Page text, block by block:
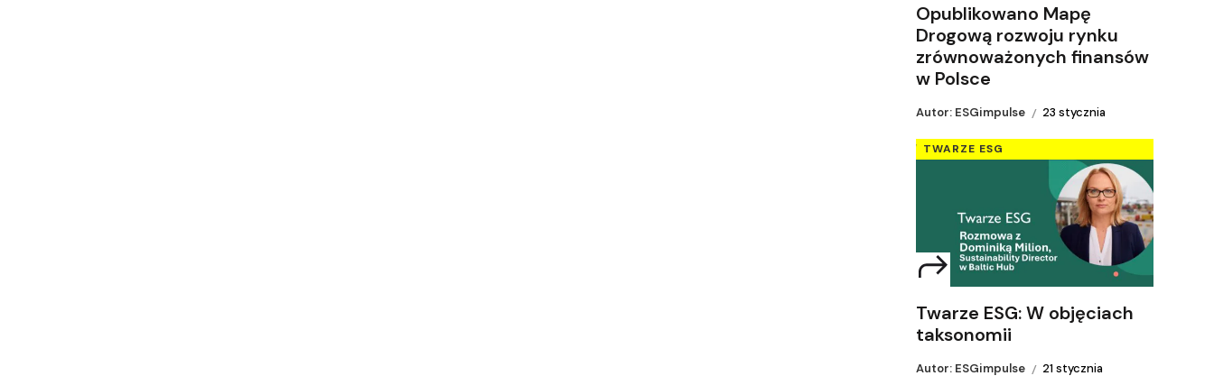
Opublikowano Mapę
Drogową rozwoju rynku
zrównoważonych finansów
w Polsce
Autor: ESGimpulse 23 stycznia
TWARZE ESG
Twarze ESG: W objęciach
taksonomii
Autor: ESGimpulse 21 stycznia